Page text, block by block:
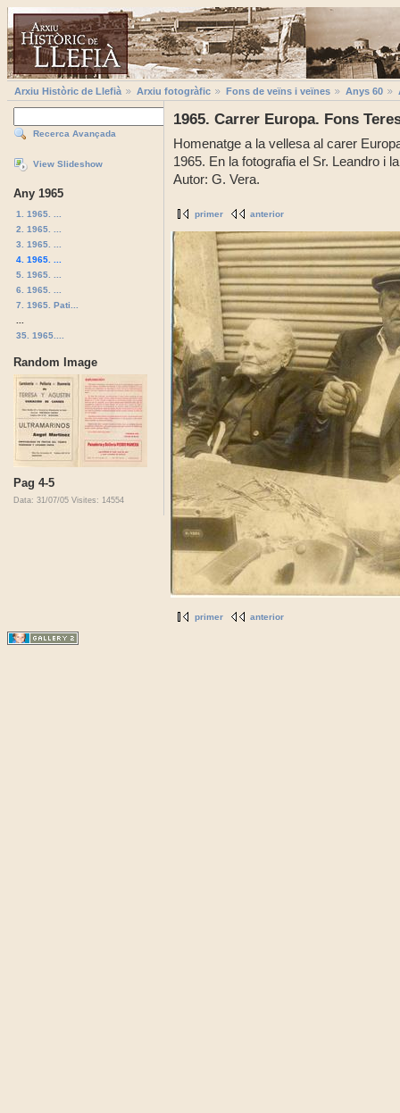
Arxiu Històric de Llefià Arxiu fotogràfic Fons de veïns i veïnes Anys 60
Recerca Avançada
View Slideshow
Any 1965
1. 1965. ...
2. 1965. ...
3. 1965. ...
4. 1965. ...
5. 1965. ...
6. 1965. ...
7. 1965. Pati...
35. 1965....
Random Image
Pag 4-5
Data: 31/07/05 Visites: 14554
1965. Carrer Europa. Fons
Homenatge a la vellesa al carer
1965. En la fotografia el Sr. Leandro i
Autor: G. Vera.
primer anterior
primer anterior